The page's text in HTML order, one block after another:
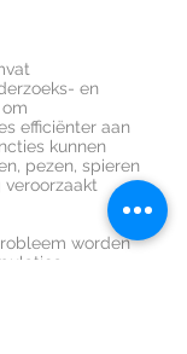
en
efficiënter aan
kunnen
pezen, spieren
worden